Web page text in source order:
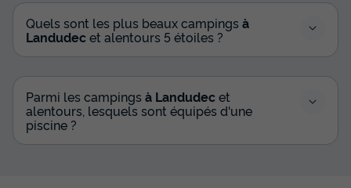
Quels sont les plus beaux campings à
Landudecet alentours 5 étoiles ?
Parmi les campings à Landudecet
alentours, lesquels sont équipés d'une
piscine ?